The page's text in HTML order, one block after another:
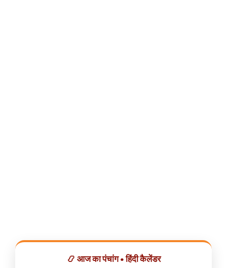
📿 आज का पंचांग • हिंदी कैलेंडर